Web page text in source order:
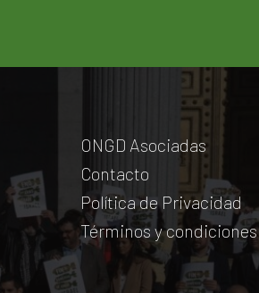
ONGD Asociadas
Contacto
Política de Privacidad
Términos y condiciones